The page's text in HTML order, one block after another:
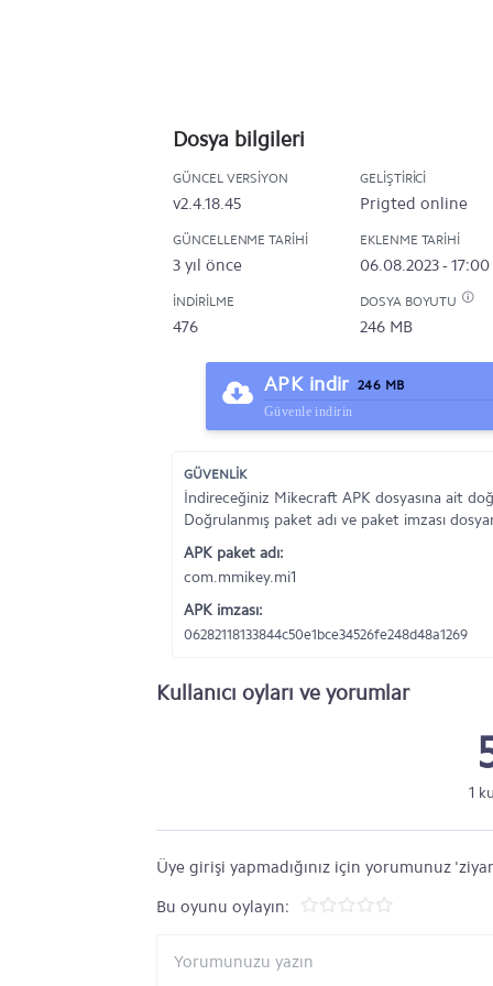
Dosya bilgileri
GÜNCEL VERSIYON
v2.4.18.45
GELIŞTIRICI
Prigted online
GÜNCELLENME TARIHI
3 yıl önce
EKLENME TARIHI
06.08.2023 - 17:00
İNDIRILME
476
DOSYA BOYUTU
246 MB
APK indir 246 MB
Güvenle indirin
GÜVENLİK
İndireceğiniz Mikecraft APK dosyasına ait
Doğrulanmış paket adı ve paket imzası
APK paket adı:
com.mmikey.mi1
APK imzası:
06282118133844c50e1bce34526fe248d48a1269
Kullanıcı oyları ve yorumlar
1
Üye girişi yapmadığınız için yorumunuz
Bu oyunu oylayın: